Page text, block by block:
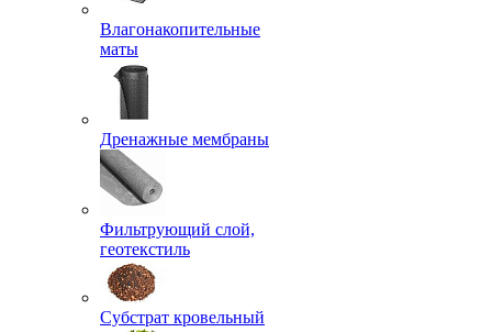
Влагонакопительные
маты
Дренажные мембраны
Фильтрующий слой,
геотекстиль
Субстрат кровельный